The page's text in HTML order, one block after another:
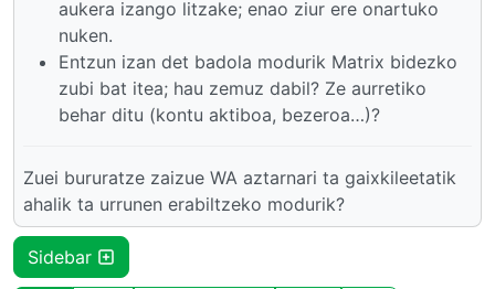
aukera izango litzake; enao ziur ere onartuko
nuken.
Entzun izan det badola modurik Matrix bidezko
zubi bat itea; hau zemuz dabil? Ze aurretiko
behar ditu (kontu aktiboa, bezeroa…)?
Zuei bururatze zaizue WA aztarnari ta gaixkileetatik
ahalik ta urrunen erabiltzeko modurik?
Sidebar